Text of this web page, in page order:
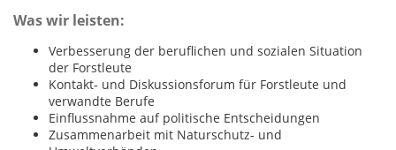
Was wir leisten:
Verbesserung der beruflichen und sozialen Situation
der Forstleute
Kontakt- und Diskussionsforum für Forstleute und
verwandte Berufe
Einflussnahme auf politische Entscheidungen
Zusammenarbeit mit Naturschutz- und